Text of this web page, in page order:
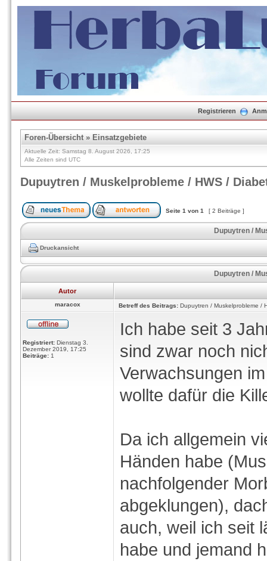
Registrieren
Foren-Übersicht» Einsatzgebiete
Aktuelle Zeit: Samstag 8. August 2026, 17:25
Alle Zeiten sind UTC
Dupuytren / Muskelprobleme / HWS /
Seite 1 von 1 [ 2 Beiträge ]
Dupuytren /
Druckansicht
Dupuytren /
Autor
maracox Betreff des Beitrags: Dupuytren / Muskelprobleme /
Registriert: Dienstag 3.
Dezember 2019, 17:25
Beiträge: 1
Ich habe seit 3
sind zwar noch
Verwachsungen
wollte dafür die
Da ich allgemein
Händen habe
nachfolgender
abgeklungen),
auch, weil ich seit
habe und jemand